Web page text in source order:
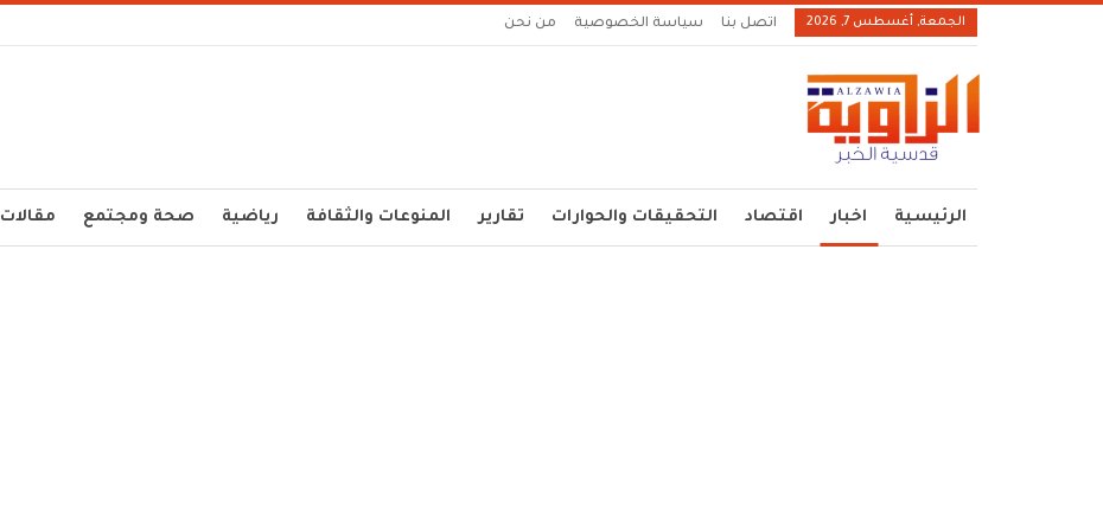
الجمعة, أغسطس 7, 2026 اتصل بنا سياسة الخصوصية من نحن
الرئيسية اخبار اقتصاد التحقيقات والحوارات تقارير المنوعات والثقافة رياضية صحة ومجتمع مقالات